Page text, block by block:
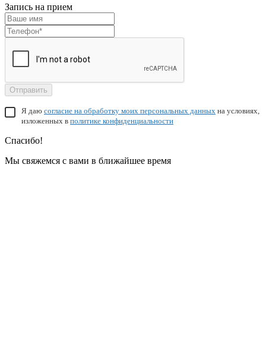
Запись на прием
Отправить
Я даю согласие на обработку моих персональных данных на условиях,
изложенных в политике конфиденциальности
Спасибо!
Мы свяжемся с вами в ближайшее время